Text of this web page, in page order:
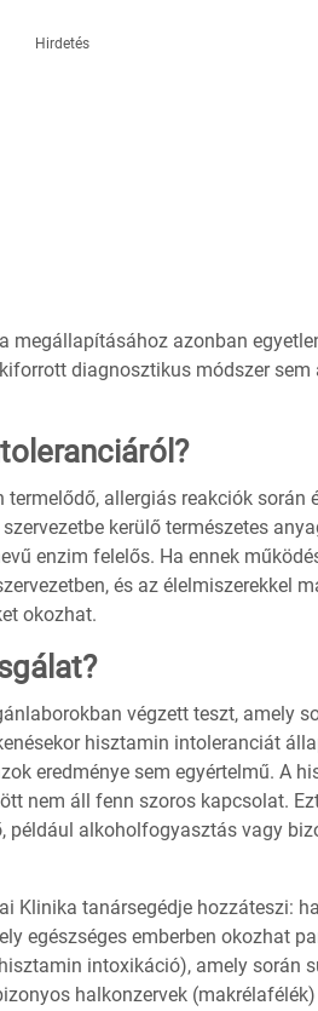
Hirdetés
azonban
diagnosztikus módszer
allergiás reakciók
kerülő természetes
enzim felelős. Ha ennek
és az élelmiszerekkel
okozhat.
végzett teszt, amely
hisztamin intoleranciát
eredménye sem egyértelmű. A
nem áll fenn szoros kapcsolat.
alkoholfogyasztás vagy
Klinika tanársegédje hozzáteszi:
egészséges emberben okozhat
intoxikáció), amely során
halkonzervek